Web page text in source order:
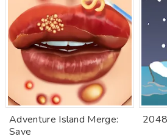
Adventure Island Merge:
Save